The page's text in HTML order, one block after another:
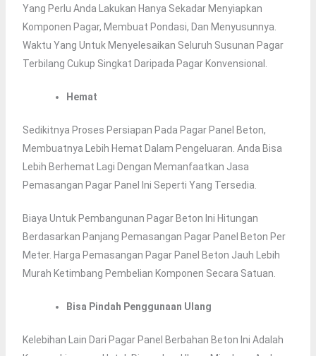
Yang Perlu Anda Lakukan Hanya Sekadar Menyiapkan
Komponen Pagar, Membuat Pondasi, Dan Menyusunnya.
Waktu Yang Untuk Menyelesaikan Seluruh Susunan Pagar
Terbilang Cukup Singkat Daripada Pagar Konvensional.
Hemat
Sedikitnya Proses Persiapan Pada Pagar Panel Beton,
Membuatnya Lebih Hemat Dalam Pengeluaran. Anda Bisa
Lebih Berhemat Lagi Dengan Memanfaatkan Jasa
Pemasangan Pagar Panel Ini Seperti Yang Tersedia.
Biaya Untuk Pembangunan Pagar Beton Ini Hitungan
Berdasarkan Panjang Pemasangan Pagar Panel Beton Per
Meter. Harga Pemasangan Pagar Panel Beton Jauh Lebih
Murah Ketimbang Pembelian Komponen Secara Satuan.
Bisa Pindah Penggunaan Ulang
Kelebihan Lain Dari Pagar Panel Berbahan Beton Ini Adalah